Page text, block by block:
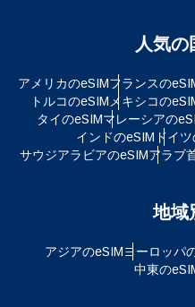
人気の
アメリカのeSIMフランスの
トルコのeSIM メキシコの
タイのeSIMマレーシアの
インドのeSIM ドイ
サウジアラビアのeSIMアラブ
地域
アジアのeSIMヨーロッパ
中東の